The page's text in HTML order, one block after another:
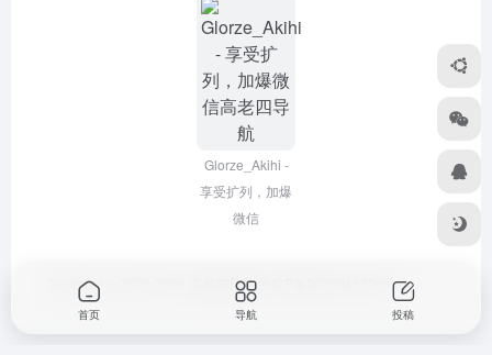
Glorze_Akihi -
享受扩列，加爆
微信
Copyright © 2022-2026 高老四导航 浙ICP备2020045320号-3
首页 导航 投稿